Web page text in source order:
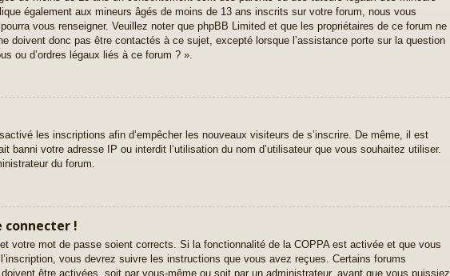
également aux mineurs âgés de moins de 13 ans inscrits sur votre forum, nous vous
vous renseigner. Veuillez noter que phpBB Limited et que les propriétaires de ce forum ne
doivent donc pas être contactés à ce sujet, excepté lorsque l’assistance porte sur la question
ou d’ordres légaux liés à ce forum ? ».
les inscriptions afin d’empêcher les nouveaux visiteurs de s’inscrire. De même, il est
banni votre adresse IP ou interdit l’utilisation du nom d’utilisateur que vous souhaitez utiliser.
du forum.
connecter !
votre mot de passe soient corrects. Si la fonctionnalité de la COPPA est activée et que vous
vous devrez suivre les instructions que vous avez reçues. Certains forums
être activées, soit par vous-même ou soit par un administrateur, avant que vous puissiez